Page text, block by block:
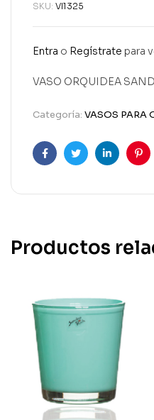
SKU: VI1325
Entra o Regístrate para
VASO ORQUIDEA
Categoría: VASOS PARA
FacebookTwitterLinkedin
Productos